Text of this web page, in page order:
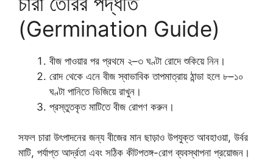
(Germination Guide)
বীজ পাওয়ার পর প্রথমে ২–৩ ঘণ্টা রোদে শুকিয়ে নিন।
রোদ থেকে এনে বীজ স্বাভাবিক তাপমাত্রায় ঠান্ডা হলে ৮–১০
ঘণ্টা পানিতে ভিজিয়ে রাখুন।
প্রস্তুতকৃত মাটিতে বীজ রোপণ করুন।
সফল চারা উৎপাদনের জন্য বীজের মান ছাড়াও উপযুক্ত আবহাওয়া, উর্বর
মাটি, পর্যাপ্ত আর্দ্রতা এবং সঠিক কীটপতঙ্গ-রোগ ব্যবস্থাপনা প্রয়োজন।